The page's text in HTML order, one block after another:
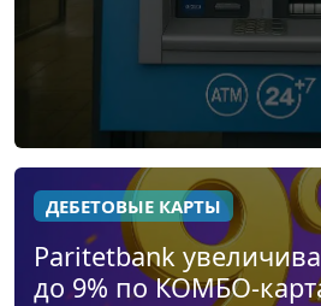
ДЕБЕТОВЫЕ КАРТЫ
Paritetbank
до 9% по КОМБО-